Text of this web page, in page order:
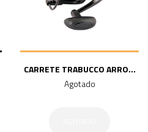
CARRETE TRABUCCO ARRO...
Agotado